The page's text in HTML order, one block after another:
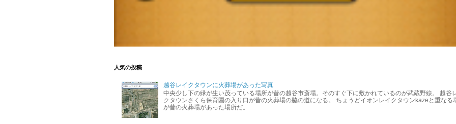
人気の投稿
越谷レイクタウンに火葬場があった写真
中央少し下の緑が生い茂っている場所が昔の越谷市斎場。そのすぐ下に敷かれているのが武蔵野線。 越谷
クタウンさくら保育園の入り口が昔の火葬場の脇の道になる。 ちょうどイオンレイクタウンkazeと重なる
が昔の火葬場があった場所だ。